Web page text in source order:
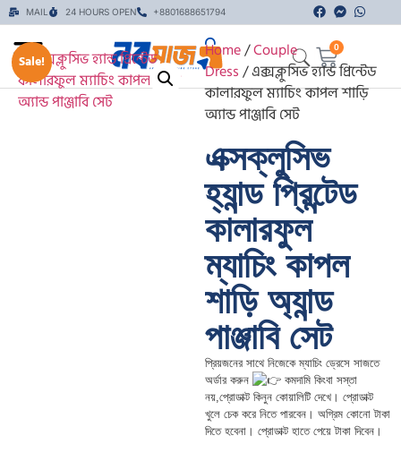
MAIL 24 HOURS OPEN +8801688651794
0
Sale!
Home/Couple
Dress/ এক্সক্লুসিভ হ্যান্ড প্রিন্টেড
কালারফুল ম্যাচিং কাপল শাড়ি
অ্যান্ড পাঞ্জাবি সেট
এক্সক্লুসিভ
হ্যান্ড প্রিন্টেড
কালারফুল
ম্যাচিং কাপল
শাড়ি অ্যান্ড
পাঞ্জাবি সেট
প্রিয়জনের সাথে নিজেকে ম্যাচিং ড্রেসে সাজতে
অর্ডার করুন
কমদামি কিংবা সস্তা
নয়,প্রোডাক্ট কিনুন কোয়ালিটি দেখে। প্রোডাক্ট
খুলে চেক করে নিতে পারবেন। অগ্রিম কোনো টাকা
দিতে হবেনা। প্রোডাক্ট হাতে পেয়ে টাকা দিবেন।